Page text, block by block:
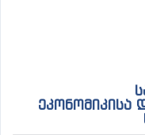
ეკონომიკისა